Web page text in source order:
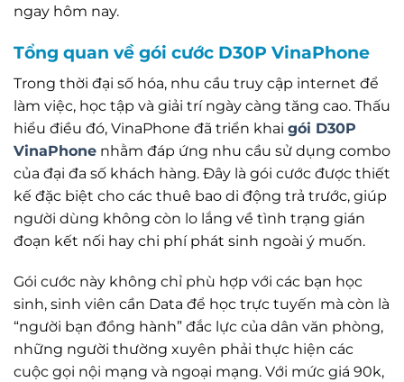
ngay hôm nay.
Tổng quan về gói cước D30P VinaPhone
Trong thời đại số hóa, nhu cầu truy cập internet để
làm việc, học tập và giải trí ngày càng tăng cao. Thấu
hiểu điều đó, VinaPhone đã triển khai gói D30P
VinaPhone nhằm đáp ứng nhu cầu sử dụng combo
của đại đa số khách hàng. Đây là gói cước được thiết
kế đặc biệt cho các thuê bao di động trả trước, giúp
người dùng không còn lo lắng về tình trạng gián
đoạn kết nối hay chi phí phát sinh ngoài ý muốn.
Gói cước này không chỉ phù hợp với các bạn học
sinh, sinh viên cần Data để học trực tuyến mà còn là
“người bạn đồng hành” đắc lực của dân văn phòng,
những người thường xuyên phải thực hiện các
cuộc gọi nội mạng và ngoại mạng. Với mức giá 90k,